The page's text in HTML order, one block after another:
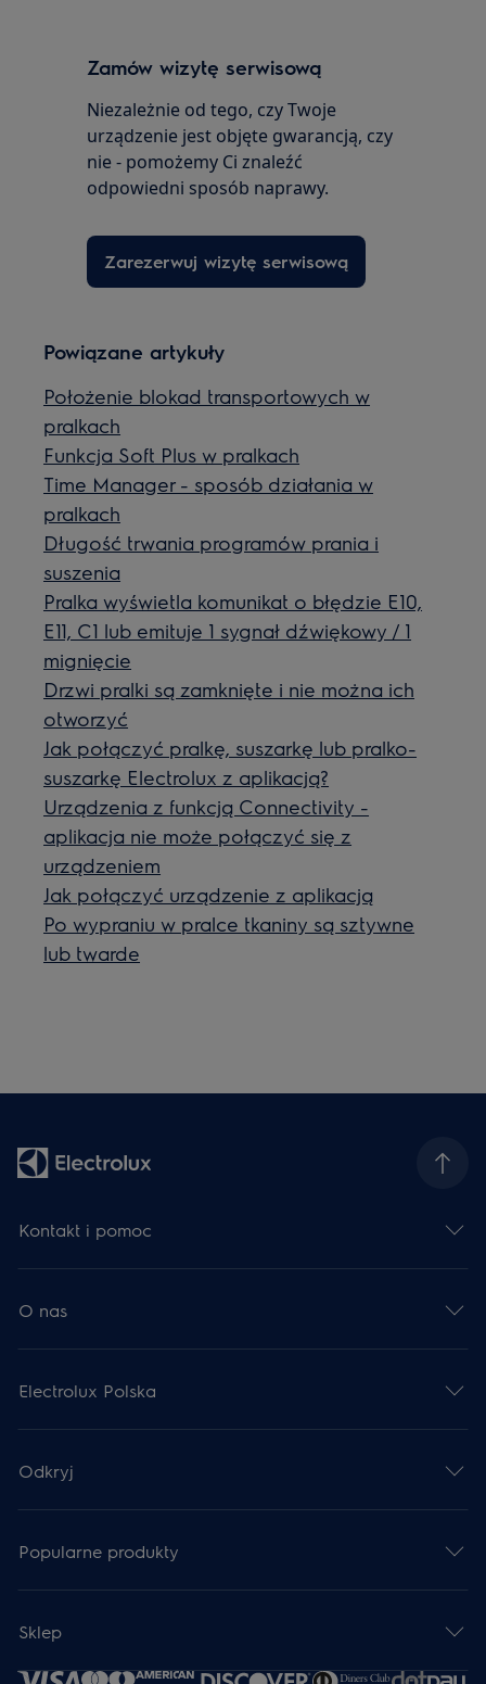
Zamów wizytę serwisową
Niezależnie od tego, czy Twoje
urządzenie jest objęte gwarancją, czy
nie - pomożemy Ci znaleźć
odpowiedni sposób naprawy.
Zarezerwuj wizytę serwisową
Powiązane artykuły
Położenie blokad transportowych w
pralkach
Funkcja Soft Plus w pralkach
Time Manager - sposób działania w
pralkach
Długość trwania programów prania i
suszenia
Pralka wyświetla komunikat o błędzie E10,
E11, C1 lub emituje 1 sygnał dźwiękowy / 1
mignięcie
Drzwi pralki są zamknięte i nie można ich
otworzyć
Jak połączyć pralkę, suszarkę lub pralko-
suszarkę Electrolux z aplikacją?
Urządzenia z funkcją Connectivity -
aplikacja nie może połączyć się z
urządzeniem
Jak połączyć urządzenie z aplikacją
Po wypraniu w pralce tkaniny są sztywne
lub twarde
Kontakt i pomoc
O nas
Electrolux Polska
Odkryj
Popularne produkty
Sklep